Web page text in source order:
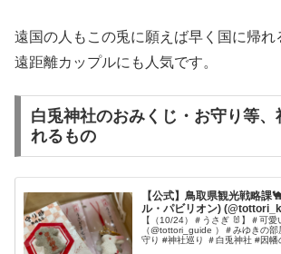
遠国の人もこの兎に願えば早く国に帰れ
遠距離カップルにも人気です。
白兎神社のおみくじ・お守り等、
れるもの
【公式】鳥取県観光戦略課
ル・パビリオン)
【（10/24）＃うさぎ 🐰】＃可
（@tottori_guide ）＃みゆきの
守り #神社巡り ＃白兎神社 #因幡